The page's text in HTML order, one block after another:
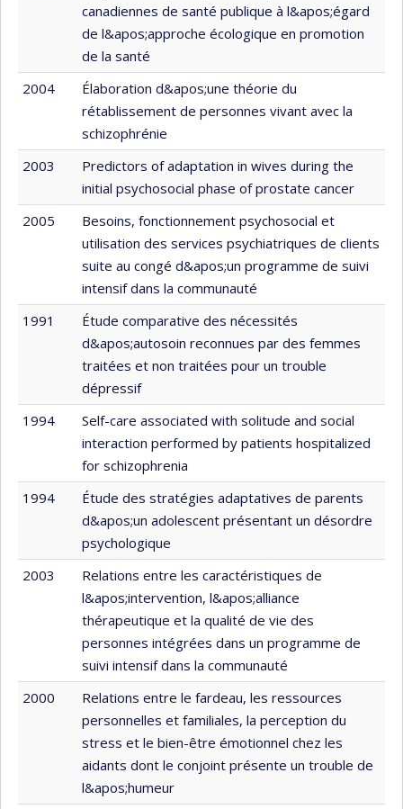
canadiennes de santé publique à l&apos;égard
de l&apos;approche écologique en promotion
de la santé
2004
Élaboration d&apos;une théorie du
rétablissement de personnes vivant avec la
schizophrénie
2003
Predictors of adaptation in wives during the
initial psychosocial phase of prostate cancer
2005
Besoins, fonctionnement psychosocial et
utilisation des services psychiatriques de clients
suite au congé d&apos;un programme de suivi
intensif dans la communauté
1991
Étude comparative des nécessités
d&apos;autosoin reconnues par des femmes
traitées et non traitées pour un trouble
dépressif
1994
Self-care associated with solitude and social
interaction performed by patients hospitalized
for schizophrenia
1994
Étude des stratégies adaptatives de parents
d&apos;un adolescent présentant un désordre
psychologique
2003
Relations entre les caractéristiques de
l&apos;intervention, l&apos;alliance
thérapeutique et la qualité de vie des
personnes intégrées dans un programme de
suivi intensif dans la communauté
2000
Relations entre le fardeau, les ressources
personnelles et familiales, la perception du
stress et le bien-être émotionnel chez les
aidants dont le conjoint présente un trouble de
l&apos;humeur